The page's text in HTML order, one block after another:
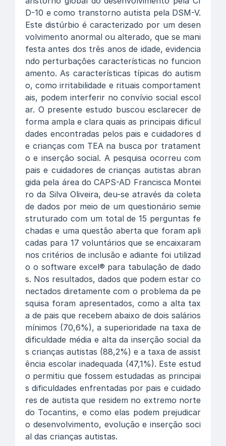
D-10 e como transtorno autista pela DSM-V.
Este distúrbio é caracterizado por um desen
volvimento anormal ou alterado, que se mani
festa antes dos três anos de idade, evidencia
ndo perturbações características no funcion
amento. As características típicas do autism
o, como irritabilidade e rituais comportament
ais, podem interferir no convívio social escol
ar. O presente estudo buscou esclarecer de
forma ampla e clara quais as principais dificul
dades encontradas pelos pais e cuidadores d
e crianças com TEA na busca por tratament
o e inserção social. A pesquisa ocorreu com
pais e cuidadores de crianças autistas abran
gida pela área do CAPS-AD Francisca Montei
ro da Silva Oliveira, deu-se através da coleta
de dados por meio de um questionário semie
struturado com um total de 15 perguntas fe
chadas e uma questão aberta que foram apli
cadas para 17 voluntários que se encaixaram
nos critérios de inclusão e adiante foi utilizad
o o software excel® para tabulação de dado
s. Nos resultados, dados que podem estar co
nectados diretamente com o problema da pe
squisa foram apresentados, como a alta tax
a de pais que recebem abaixo de dois salários
mínimos (70,6%), a superioridade na taxa de
dificuldade média e alta da inserção social da
s crianças autistas (88,2%) e a taxa de assist
ência escolar inadequada (47,1%). Este estud
o permitiu que fossem estudadas as principai
s dificuldades enfrentadas por pais e cuidado
res de autista que residem no extremo norte
do Tocantins, e como elas podem prejudicar
o desenvolvimento, evolução e inserção soci
al das crianças autistas.